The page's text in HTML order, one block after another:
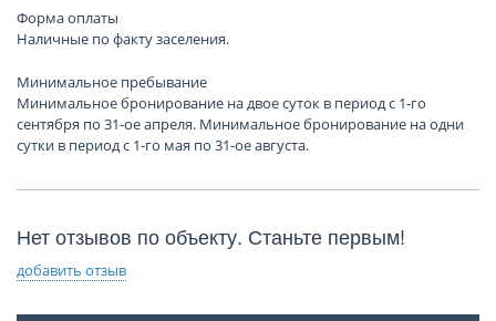
Форма оплаты
Наличные по факту заселения.
Минимальное пребывание
Минимальное бронирование на двое суток в период с 1-го
сентября по 31-ое апреля. Минимальное бронирование на одни
сутки в период с 1-го мая по 31-ое августа.
Нет отзывов по объекту. Станьте первым!
добавить отзыв